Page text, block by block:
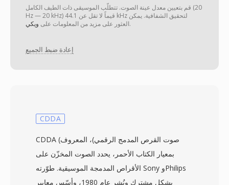
قم بتعيين معدل عينة الصوت. تتطلّب الموسيقى ذات الطيف الكامل (20
Hz — 20 kHz) قيماً لا تقل عن 44.1 kHz لتحقيق الشفافية. يمكن
العثور على مزيد من المعلومات على ويكي .
إعادة ضبط الجميع
CDDA
CDDA (صوت القرص المدمج الرقمي)، المعروف
بمعيار الكتاب الأحمر، يحدد الصوت المخزّن على
الأقراص المدمجة الموسيقية. طوّرته Sony وPhilips
بشكل مشترك ونُشر عام 1980، وأسّس معايير